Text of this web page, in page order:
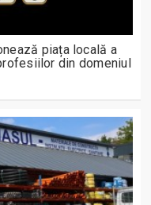
piața locală a
din domeniul